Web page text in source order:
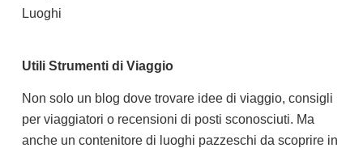
Luoghi
Utili Strumenti di Viaggio
Non solo un blog dove trovare idee di viaggio, consigli
per viaggiatori o recensioni di posti sconosciuti. Ma
anche un contenitore di luoghi pazzeschi da scoprire in